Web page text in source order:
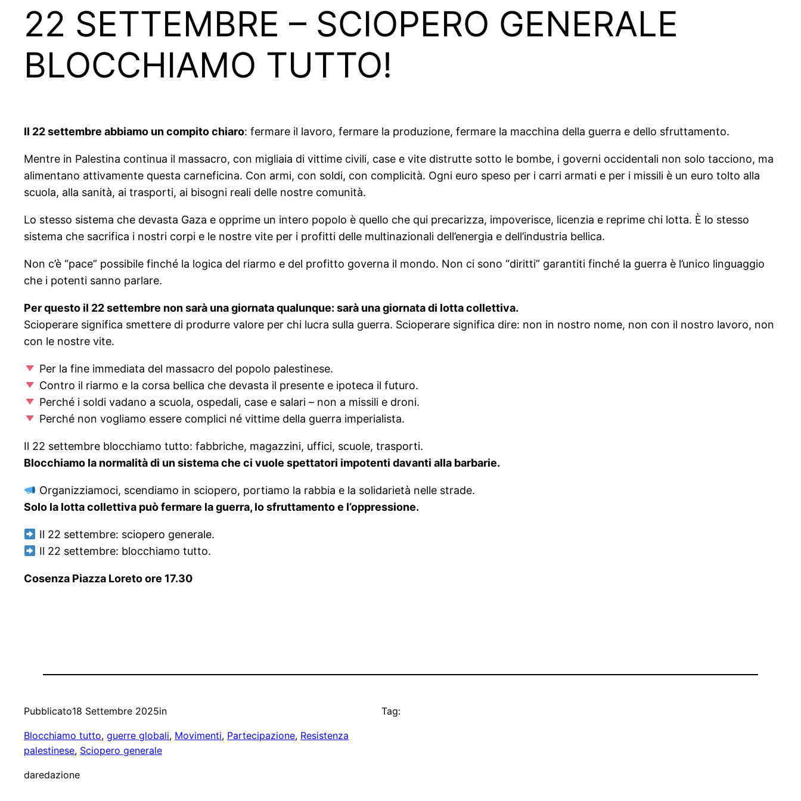
22 SETTEMBRE – SCIOPERO GENERALE
BLOCCHIAMO TUTTO!
Il 22 settembre abbiamo un compito chiaro: fermare il lavoro, fermare la produzione, fermare la macchina della guerra e dello sfruttamento.
Mentre in Palestina continua il massacro, con migliaia di vittime civili, case e vite distrutte sotto le bombe, i governi occidentali non solo tacciono, ma
alimentano attivamente questa carneficina. Con armi, con soldi, con complicità. Ogni euro speso per i carri armati e per i missili è un euro tolto alla
scuola, alla sanità, ai trasporti, ai bisogni reali delle nostre comunità.
Lo stesso sistema che devasta Gaza e opprime un intero popolo è quello che qui precarizza, impoverisce, licenzia e reprime chi lotta. È lo stesso
sistema che sacrifica i nostri corpi e le nostre vite per i profitti delle multinazionali dell’energia e dell’industria bellica.
Non c’è “pace” possibile finché la logica del riarmo e del profitto governa il mondo. Non ci sono “diritti” garantiti finché la guerra è l’unico linguaggio
che i potenti sanno parlare.
Per questo il 22 settembre non sarà una giornata qualunque: sarà una giornata di lotta collettiva.
Scioperare significa smettere di produrre valore per chi lucra sulla guerra. Scioperare significa dire: non in nostro nome, non con il nostro lavoro, non
con le nostre vite.
Per la fine immediata del massacro del popolo palestinese.
Contro il riarmo e la corsa bellica che devasta il presente e ipoteca il futuro.
Perché i soldi vadano a scuola, ospedali, case e salari – non a missili e droni.
Perché non vogliamo essere complici né vittime della guerra imperialista.
Il 22 settembre blocchiamo tutto: fabbriche, magazzini, uffici, scuole, trasporti.
Blocchiamo la normalità di un sistema che ci vuole spettatori impotenti davanti alla barbarie.
Organizziamoci, scendiamo in sciopero, portiamo la rabbia e la solidarietà nelle strade.
Solo la lotta collettiva può fermare la guerra, lo sfruttamento e l’oppressione.
Il 22 settembre: sciopero generale.
Il 22 settembre: blocchiamo tutto.
Cosenza Piazza Loreto ore 17.30
Pubblicato18 Settembre 2025in
Blocchiamo tutto, guerre globali, Movimenti, Partecipazione, Resistenza
palestinese, Sciopero generale
daredazione
Tag: